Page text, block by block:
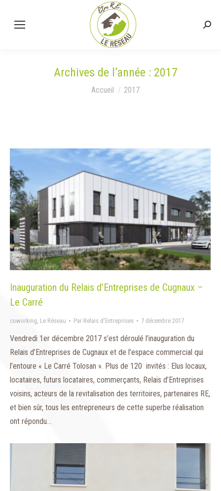
Archives de l’année : 2017
Vous êtes ici :
Accueil 2017
Inauguration du Relais d’Entreprises de Cugnaux –
Le Carré
coworking, Le Réseau Par Relais d'Entreprises 7 décembre 2017
Vendredi 1er décembre 2017 s’est déroulé l’inauguration du
Relais d’Entreprises de Cugnaux et de l’espace commercial qui
l’entoure « Le Carré Tolosan ». Plus de 120 invités : Elus locaux,
locataires, futurs locataires, commerçants, Relais d’Entreprises
voisins, acteurs de la revitalisation des territoires, partenaires RE,
et bien sûr, tous les entrepreneurs de cette superbe réalisation
ont répondu…